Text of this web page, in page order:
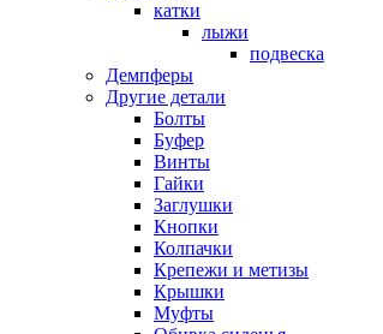
катки
лыжи
подвеска
Демпферы
Другие детали
Болты
Буфер
Винты
Гайки
Заглушки
Кнопки
Колпачки
Крепежи и метизы
Крышки
Муфты